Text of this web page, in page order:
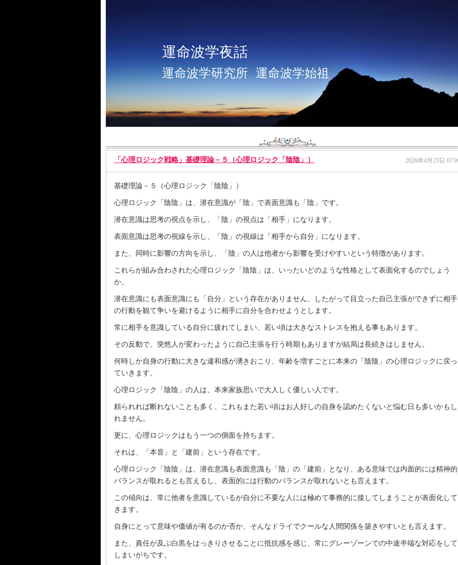
運命波学夜話
運命波学研究所 運命波学始祖
「心理ロジック戦略」基礎理論－５（心理ロジック「陰陰」） 2026年4月23日
基礎理論－５（心理ロジック「陰陰」）
心理ロジック「陰陰」は、潜在意識が「陰」で表面意識も「陰」です。
潜在意識は思考の視点を示し、「陰」の視点は「相手」になります。
表面意識は思考の視線を示し、「陰」の視線は「相手から自分」になります。
また、同時に影響の方向を示し、「陰」の人は他者から影響を受けやすいという特徴があります。
これらが組み合わされた心理ロジック「陰陰」は、いったいどのような性格として表面化するのでしょう
か。
潜在意識にも表面意識にも「自分」という存在がありません、したがって目立った自己主張ができずに相手
の行動を観て争いを避けるように相手に自分を合わせようとします。
常に相手を意識している自分に疲れてしまい、若い頃は大きなストレスを抱える事もあります。
その反動で、突然人が変わったように自己主張を行う時期もありますが結局は長続きはしません。
何時しか自身の行動に大きな違和感が湧きおこり、年齢を増すごとに本来の「陰陰」の心理ロジックに戻っ
ていきます。
心理ロジック「陰陰」の人は、本来家族思いで大人しく優しい人です。
頼られれば断れないことも多く、これもまた若い頃はお人好しの自身を認めたくないと悩む日も多いかもし
れません。
更に、心理ロジックはもう一つの側面を持ちます。
それは、「本音」と「建前」という存在です。
心理ロジック「陰陰」は、潜在意識も表面意識も「陰」の「建前」となり、ある意味では内面的には精神的
バランスが取れるとも言えるし、表面的には行動のバランスが取れないとも言えます。
この傾向は、常に他者を意識しているが自分に不要な人には極めて事務的に接してしまうことが表面化して
きます。
自身にとって意味や価値が有るのか否か、そんなドライでクールな人間関係を築きやすいとも言えます。
また、責任が及ぶ白黒をはっきりさせることに抵抗感を感じ、常にグレーゾーンでの中途半端な対応をして
しまいがちです。